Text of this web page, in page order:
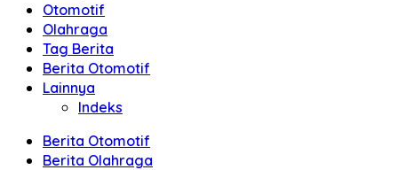
Otomotif
Olahraga
Tag Berita
Berita Otomotif
Lainnya
Indeks
Berita Otomotif
Berita Olahraga